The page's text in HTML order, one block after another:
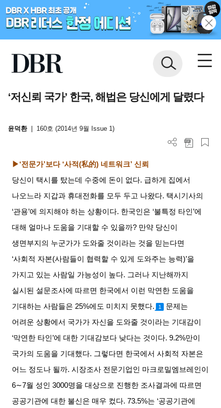
‘저신뢰 국가’ 한국, 해법은 당신에게 달렸다
윤덕환 160호 (2014년 9월 Issue 1)
▶‘전문가’보다‘사적(私的) 네트워크’신뢰
당신이 택시를 탔는데 수중에 돈이 없다. 급하게 집에서
나오느라 지갑과 휴대전화를 모두 두고 나왔다. 택시기사의
‘관용’에 의지해야 하는 상황이다. 한국인은 ‘불특정 타인 ’에
대해 얼마나 도움을 기대할 수 있을까? 만약 당신이
생면부지의 누군가가 도와줄 것이라는 것을 믿는다면
‘사회적 자본(사람들이 협력할 수 있게 도와주는 능력)’을
가지고 있는 사람일 가능성이 높다. 그러나 지난해까지
실시된 설문조사에 따르면 한국에서 이런 막연한 도움을
기대하는 사람들은 25%에도 미치지 못했다. 1
문제는
어려운 상황에서 국가가 자신을 도와줄 것이라는 기대감이
‘막연한 타인 ’에 대한 기대감보다 낮다는 것이다. 9.2%만이
국가의 도움을 기대했다. 그렇다면 한국에서 사회적 자본은
어느 정도나 될까.시장조사 전문기업인 마크로밀엠브레인이
6∼7월 성인 3000명을 대상으로 진행한 조사결과에 따르면
공공기관에 대한 불신은 매우 컸다. 73.5%는 ‘공공기관에